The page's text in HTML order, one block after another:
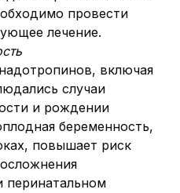
провести
лечение.
включая
случаи
и рождении
беременность,
повышает риск
перинатальном